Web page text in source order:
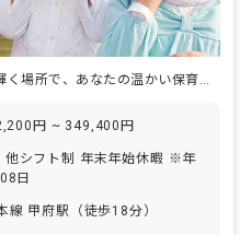
子どもたちの笑顔が輝く場所で、あなたの温かい保育を届けませんか？
円 ~ 349,400円
他シフト制 年末年始休暇 ※年
日
線 甲府駅（徒歩18分）